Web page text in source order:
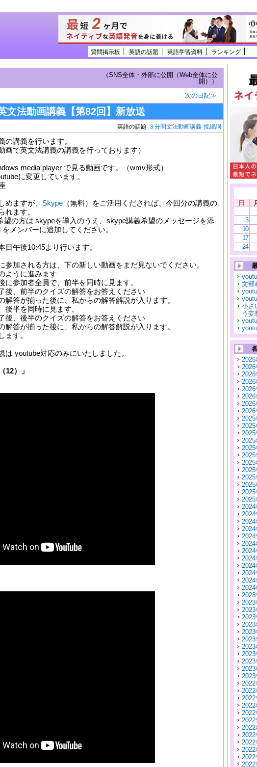
質問掲示板 英語の話題 英語学習資料 ランキング
（SNS全体・外部に公開（Web全体に公
開））
次の日記≫
文法動画講義【第82回】新放送
英語の話題 ３分間文法動画講義 接続詞
の講義を行います。
画で英文法講義の講義を行っております）
media player で見る動画です。（wmv形式）
に変更しています。
めますが、 Skype（無料）をご活用くだされば、今回分の講義の
れます。
望の方は skypeを導入のうえ、skype講義希望のメッセージを添
メンバーに追加してください。
日午後10:45より行います。
加される方は、下の新しい動画をまだ見ないでください。
ように進みます
参加者全員で、前半を同時に見ます。
、前半のクイズの解答をお答えください
答が揃った後に、私からの解答解説が入ります。
半を同時に見ます。
、後半のクイズの解答をお答えください
答が揃った後に、私からの解答解説が入ります。
ます。
は youtube対応のみにいたしました。
12）」
日
3
10
17
24
文部
小さ
う妄
2025
2025
2025
2024
2024
2024
2023
2023
2023
2022
2022
2022